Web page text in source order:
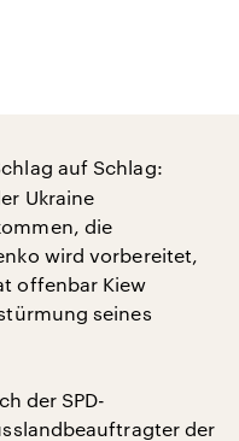
auf Schlag:
Ukraine
die
wird vorbereitet,
offenbar Kiew
seines
der SPD-
der